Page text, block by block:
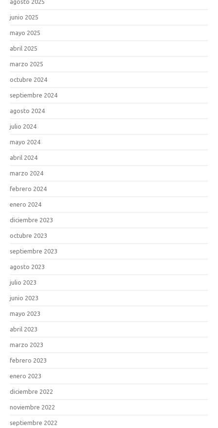
junio 2025
mayo 2025
abril 2025
marzo 2025
octubre 2024
septiembre 2024
agosto 2024
julio 2024
mayo 2024
abril 2024
marzo 2024
febrero 2024
enero 2024
diciembre 2023
octubre 2023
septiembre 2023
agosto 2023
julio 2023
junio 2023
mayo 2023
abril 2023
marzo 2023
febrero 2023
enero 2023
diciembre 2022
noviembre 2022
septiembre 2022